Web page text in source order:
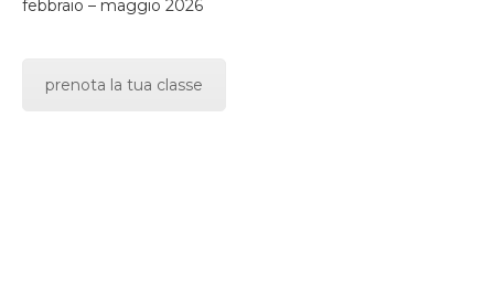
febbraio – maggio 2026
prenota la tua classe